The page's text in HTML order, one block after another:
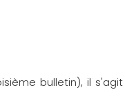
bulletin), il